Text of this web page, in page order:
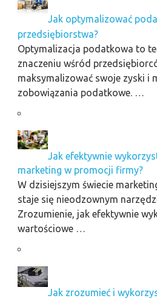
Jak optymalizować
przedsiębiorstwa?
Optymalizacja podatkowa to
znaczeniu wśród
maksymalizować swoje zyski i
zobowiązania podatkowe. …
Jak efektywnie
marketing w promocji firmy?
W dzisiejszym świecie
staje się nieodzownym
Zrozumienie, jak efektywnie
wartościowe …
Jak zrozumieć i